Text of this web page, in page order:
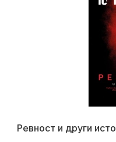
Ревност и други